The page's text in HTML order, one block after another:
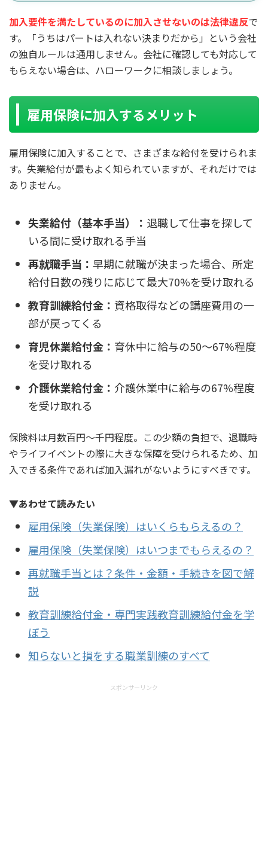
加入要件を満たしているのに加入させないのは法律違反で
す。「うちはパートは入れない決まりだから」という会社
の独自ルールは通用しません。会社に確認しても対応して
もらえない場合は、ハローワークに相談しましょう。
雇用保険に加入するメリット
雇用保険に加入することで、さまざまな給付を受けられま
す。失業給付が最もよく知られていますが、それだけでは
ありません。
失業給付（基本手当）： 退職して仕事を探して
いる間に受け取れる手当
再就職手当： 早期に就職が決まった場合、所定
給付日数の残りに応じて最大70%を受け取れる
教育訓練給付金： 資格取得などの講座費用の一
部が戻ってくる
育児休業給付金： 育休中に給与の50〜67%程度
を受け取れる
介護休業給付金： 介護休業中に給与の67%程度
を受け取れる
保険料は月数百円〜千円程度。この少額の負担で、退職時
やライフイベントの際に大きな保障を受けられるため、加
入できる条件であれば加入漏れがないようにすべきです。
▼あわせて読みたい
雇用保険（失業保険）はいくらもらえるの？
雇用保険（失業保険）はいつまでもらえるの？
再就職手当とは？条件・金額・手続きを図で解
説
教育訓練給付金・専門実践教育訓練給付金を学
ぼう
知らないと損をする職業訓練のすべて
スポンサーリンク